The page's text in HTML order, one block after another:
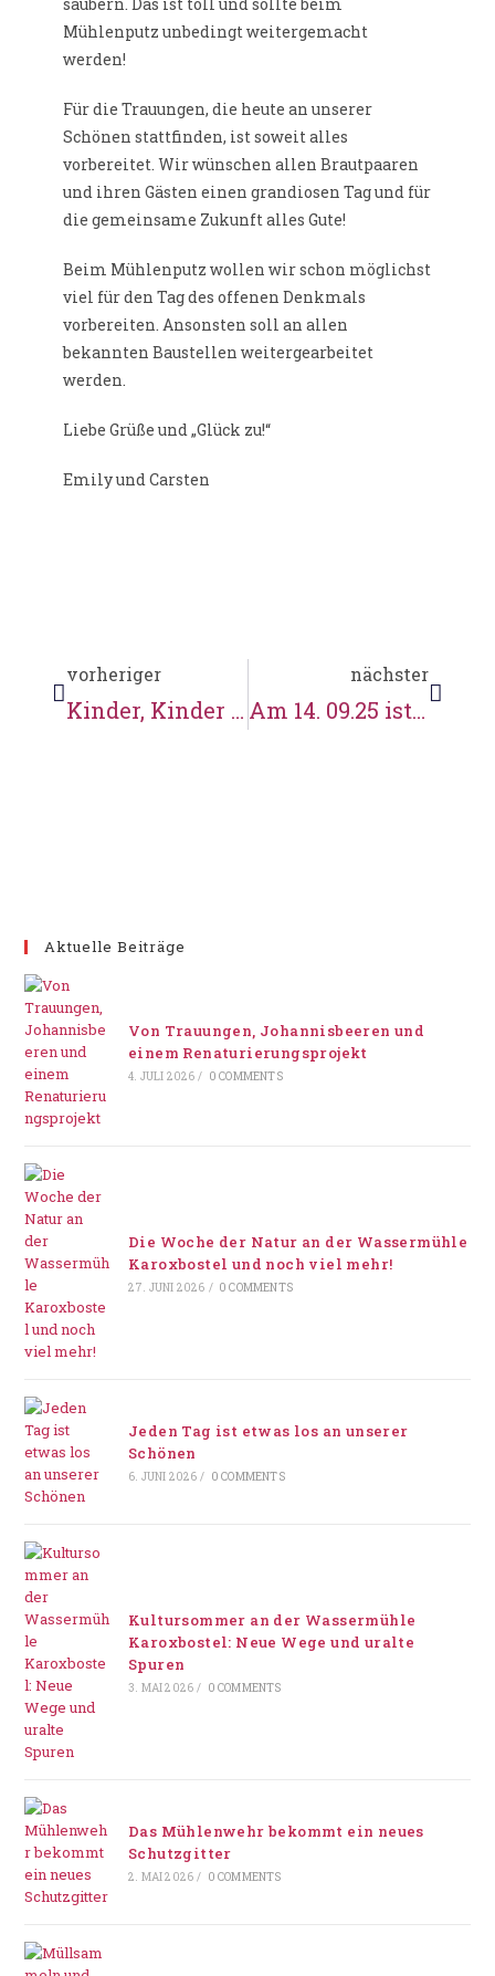
Mühlenputz unbedingt weitergemacht
werden!
Für die Trauungen, die heute an unserer
Schönen stattfinden, ist soweit alles
vorbereitet. Wir wünschen allen Brautpaaren
und ihren Gästen einen grandiosen Tag und für
die gemeinsame Zukunft alles Gute!
Beim Mühlenputz wollen wir schon möglichst
viel für den Tag des offenen Denkmals
vorbereiten. Ansonsten soll an allen
bekannten Baustellen weitergearbeitet
werden.
Liebe Grüße und „Glück zu!“
Emily und Carsten
vorheriger
Kinder, Kinder und Kinder. Hier ist was los!
nächster
Am 14. 09.25 ist Tag des offenen Denkmals
Aktuelle Beiträge
Von Trauungen, Johannisbeeren und
einem Renaturierungsprojekt
4. JULI 2026 / 0 COMMENTS
Die Woche der Natur an der Wassermühle
Karoxbostel und noch viel mehr!
27. JUNI 2026 / 0 COMMENTS
Jeden Tag ist etwas los an unserer
Schönen
6. JUNI 2026 / 0 COMMENTS
Kultursommer an der Wassermühle
Karoxbostel: Neue Wege und uralte
Spuren
3. MAI 2026 / 0 COMMENTS
Das Mühlenwehr bekommt ein neues
Schutzgitter
2. MAI 2026 / 0 COMMENTS